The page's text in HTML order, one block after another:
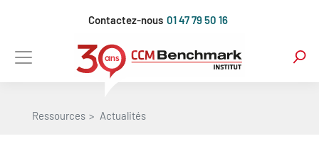
principal
Contactez-nous 01 47 79 50 16
Ressources Actualités